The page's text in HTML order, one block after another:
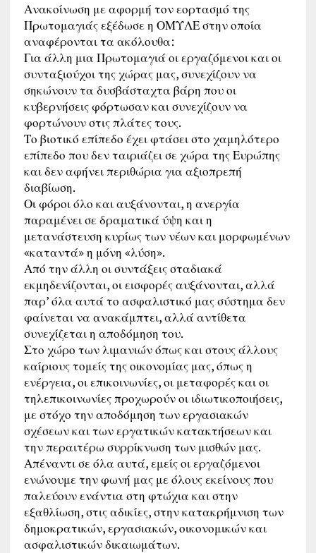
Ανακοίνωση με αφορμή τον εορτασμό της
Πρωτομαγιάς εξέδωσε η ΟΜΥΛΕ στην οποία
αναφέρονται τα ακόλουθα:
Για άλλη μια Πρωτομαγιά οι εργαζόμενοι και οι
συνταξιούχοι της χώρας μας, συνεχίζουν να
σηκώνουν τα δυσβάσταχτα βάρη που οι
κυβερνήσεις φόρτωσαν και συνεχίζουν να
φορτώνουν στις πλάτες τους.
Το βιοτικό επίπεδο έχει φτάσει στο χαμηλότερο
επίπεδο που δεν ταιριάζει σε χώρα της Ευρώπης
και δεν αφήνει περιθώρια για αξιοπρεπή
διαβίωση.
Οι φόροι όλο και αυξάνονται, η ανεργία
παραμένει σε δραματικά ύψη και η
μετανάστευση κυρίως των νέων και μορφωμένων
«καταντά» η μόνη «λύση».
Από την άλλη οι συντάξεις σταδιακά
εκμηδενίζονται, οι εισφορές αυξάνονται, αλλά
παρ’ όλα αυτά το ασφαλιστικό μας σύστημα δεν
φαίνεται να ανακάμπτει, αλλά αντίθετα
συνεχίζεται η αποδόμηση του.
Στο χώρο των λιμανιών όπως και στους άλλους
καίριους τομείς της οικονομίας μας, όπως η
ενέργεια, οι επικοινωνίες, οι μεταφορές και οι
τηλεπικοινωνίες προχωρούν οι ιδιωτικοποιήσεις,
με στόχο την αποδόμηση των εργασιακών
σχέσεων και των εργατικών κατακτήσεων και
την περαιτέρω συρρίκνωση των μισθών μας.
Απέναντι σε όλα αυτά, εμείς οι εργαζόμενοι
ενώνουμε την φωνή μας με όλους εκείνους που
παλεύουν ενάντια στη φτώχια και στην
εξαθλίωση, στις αδικίες, στην κατακρήμνιση των
δημοκρατικών, εργασιακών, οικονομικών και
ασφαλιστικών δικαιωμάτων.